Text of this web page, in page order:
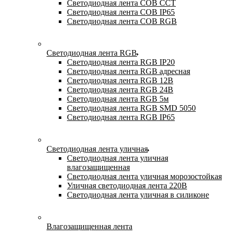
Светодиодная лента COB CCT
Светодиодная лента COB IP65
Светодиодная лента COB RGB
Светодиодная лента RGB
Светодиодная лента RGB IP20
Светодиодная лента RGB адресная
Светодиодная лента RGB 12В
Светодиодная лента RGB 24В
Светодиодная лента RGB 5м
Светодиодная лента RGB SMD 5050
Светодиодная лента RGB IP65
Светодиодная лента уличная
Светодиодная лента уличная
влагозащищенная
Светодиодная лента уличная морозостойкая
Уличная светодиодная лента 220В
Светодиодная лента уличная в силиконе
Влагозащищенная лента